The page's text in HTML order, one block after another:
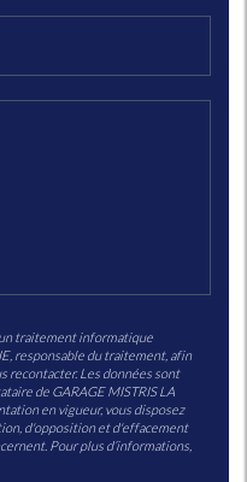
traitement informatique
, responsable du traitement, afin
recontacter. Les données sont
de GARAGE MISTRIS LA
en vigueur, vous disposez
d'opposition et d'effacement
Pour plus d’informations,